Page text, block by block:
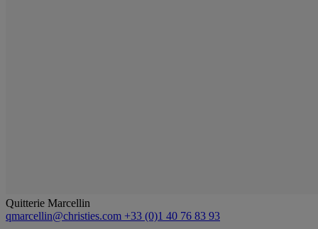
Quitterie Marcellin
qmarcellin@christies.com +33 (0)1 40 76 83 93